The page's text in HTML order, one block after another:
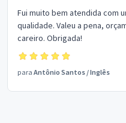
Fui muito bem atendida com
qualidade. Valeu a pena,
careiro. Obrigada!
para Antônio Santos /Inglês